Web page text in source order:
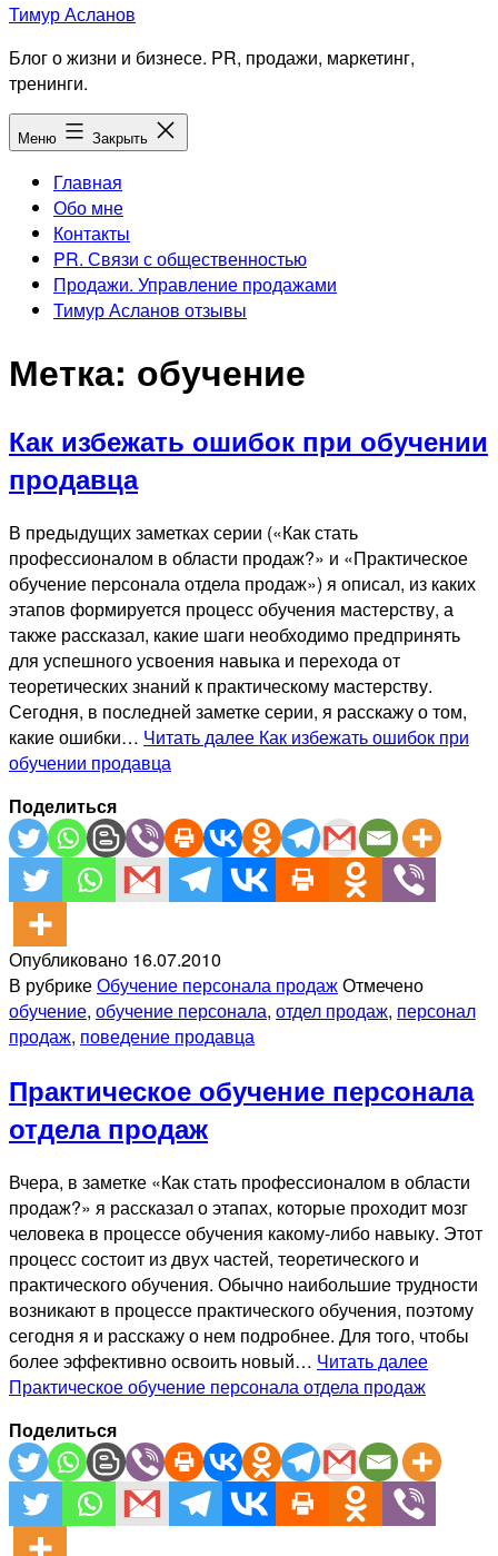
Тимур Асланов
Блог о жизни и бизнесе. PR, продажи, маркетинг,
тренинги.
Меню Закрыть
Главная
Обо мне
Контакты
PR. Связи с общественностью
Продажи. Управление продажами
Тимур Асланов отзывы
Метка: обучение
Как избежать ошибок при обучении
продавца
В предыдущих заметках серии («Как стать
профессионалом в области продаж?» и «Практическое
обучение персонала отдела продаж») я описал, из каких
этапов формируется процесс обучения мастерству, а
также рассказал, какие шаги необходимо предпринять
для успешного усвоения навыка и перехода от
теоретических знаний к практическому мастерству.
Сегодня, в последней заметке серии, я расскажу о том,
какие ошибки… Читать далее Как избежать ошибок при
обучении продавца
Поделиться
Опубликовано 16.07.2010
В рубрикеОбучение персонала продажОтмечено
обучение, обучение персонала, отдел продаж, персонал
продаж, поведение продавца
Практическое обучение персонала
отдела продаж
Вчера, в заметке «Как стать профессионалом в области
продаж?» я рассказал о этапах, которые проходит мозг
человека в процессе обучения какому-либо навыку. Этот
процесс состоит из двух частей, теоретического и
практического обучения. Обычно наибольшие трудности
возникают в процессе практического обучения, поэтому
сегодня я и расскажу о нем подробнее. Для того, чтобы
более эффективно освоить новый… Читать далее
Практическое обучение персонала отдела продаж
Поделиться